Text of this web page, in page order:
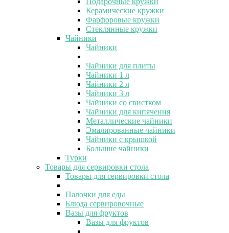
Керамические кружки
Фарфоровые кружки
Стеклянные кружки
Чайники
Чайники
Чайники для плиты
Чайники 1 л
Чайники 2 л
Чайники 3 л
Чайники со свистком
Чайники для кипячения
Металлические чайники
Эмалированные чайники
Чайники с крышкой
Большие чайники
Турки
Товары для сервировки стола
Товары для сервировки стола
Палочки для еды
Блюда сервировочные
Вазы для фруктов
Вазы для фруктов